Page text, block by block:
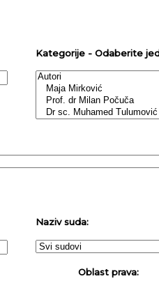
Kategorije - Odaberite
Naziv suda:
Oblast prava: